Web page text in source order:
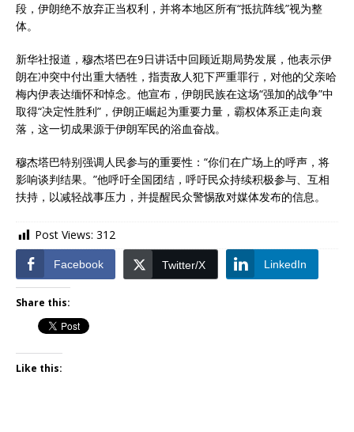
段，伊朗绝不放弃正当权利，并将本地区所有“抵抗阵线”视为整
体。
新华社报道，穆杰塔巴在9日讲话中回顾近期局势发展，他表示伊
朗在冲突中付出重大牺牲，指责敌人犯下严重罪行，对他的父亲哈
梅内伊表达缅怀和悼念。他宣布，伊朗民族在这场“强加的战争”中
取得“决定性胜利”，伊朗正崛起为重要力量，霸权体系正走向衰
落，这一切成果源于伊朗军民的浴血奋战。
穆杰塔巴特别强调人民参与的重要性：“你们在广场上的呼声，将
影响谈判结果。”他呼吁全国团结，呼吁民众持续积极参与、互相
扶持，以减轻战事压力，并提醒民众警惕敌对媒体发布的信息。
Post Views: 312
Facebook Twitter/X LinkedIn
Share this:
Like this: